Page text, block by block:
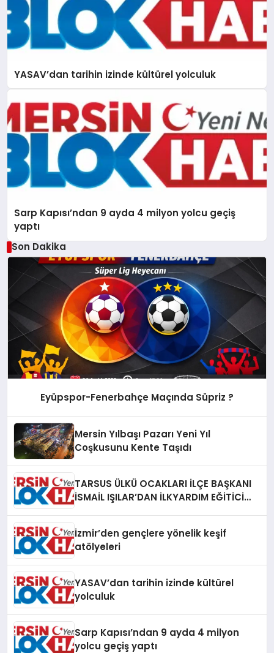
YASAV’dan tarihin izinde kültürel yolculuk
Sarp Kapısı’ndan 9 ayda 4 milyon yolcu geçiş
yaptı
Son Dakika
Eyüpspor-Fenerbahçe Maçında Süpriz ?
Mersin Yılbaşı Pazarı Yeni Yıl
Coşkusunu Kente Taşıdı
TARSUS ÜLKÜ OCAKLARI İLÇE BAŞKANI
İSMAİL IŞILAR’DAN İLKYARDIM EĞİTİCİ
İzmir’den gençlere yönelik keşif
atölyeleri
YASAV’dan tarihin izinde kültürel
yolculuk
Sarp Kapısı’ndan 9 ayda 4 milyon
yolcu geçiş yaptı